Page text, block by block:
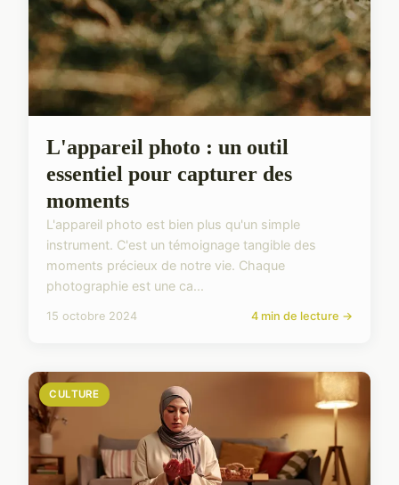
L'appareil photo : un outil
essentiel pour capturer des
moments
L'appareil photo est bien plus qu'un simple
instrument. C'est un témoignage tangible des
moments précieux de notre vie. Chaque
photographie est une ca...
15 octobre 2024 4 min de lecture →
CULTURE